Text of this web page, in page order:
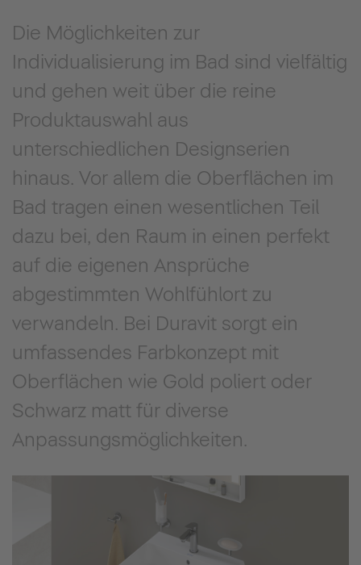
Die Möglichkeiten zur
Individualisierung im Bad sind vielfältig
und gehen weit über die reine
Produktauswahl aus
unterschiedlichen Designserien
hinaus. Vor allem die Oberflächen im
Bad tragen einen wesentlichen Teil
dazu bei, den Raum in einen perfekt
auf die eigenen Ansprüche
abgestimmten Wohlfühlort zu
verwandeln. Bei Duravit sorgt ein
umfassendes Farbkonzept mit
Oberflächen wie Gold poliert oder
Schwarz matt für diverse
Anpassungsmöglichkeiten.